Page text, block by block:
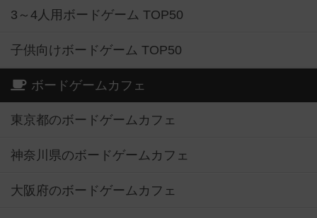
3～4人用ボードゲーム TOP50
子供向けボードゲーム TOP50
ボードゲームカフェ
東京都のボードゲームカフェ
神奈川県のボードゲームカフェ
大阪府のボードゲームカフェ